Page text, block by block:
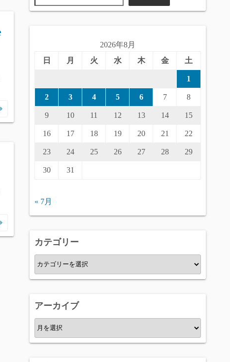
2026年8月
日
月 火 水 木 金 土
1
2 3 4 5 6 7 8
9 10 11 12 13 14 15
16 17 18 19 20 21 22
23 24 25 26 27 28 29
30 31
« 7月
カテゴリー
カ
テ
ー
アーカイブ
ア
ー